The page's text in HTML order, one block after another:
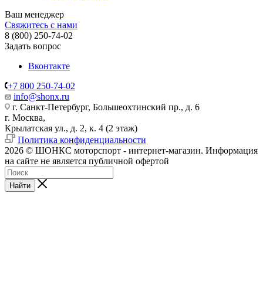
Ваш менеджер
Свяжитесь с нами
8 (800) 250-74-02
Задать вопрос
Вконтакте
+7 800 250-74-02
info@shonx.ru
г. Санкт-Петербург, Большеохтинский пр., д. 6
г. Москва,
Крылатская ул., д. 2, к. 4 (2 этаж)
Политика конфиденциальности
2026 © ШОНКС моторспорт - интернет-магазин. Информация
на сайте не является публичной офертой
Найти